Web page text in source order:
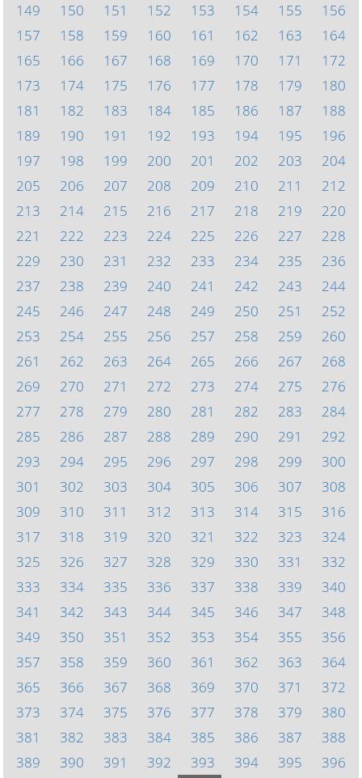
149
150 151 152 153 154 155
156
157
158 159 160 161 162 163
164
165
166 167 168 169 170 171
172
173
174 175 176 177 178 179
180
181
182 183 184 185 186 187
188
189
190 191 192 193 194 195
196
197
198 199 200 201 202 203
204
205
206 207 208 209 210 211
212
213
214 215 216 217 218 219
220
221
222 223 224 225 226 227
228
229
230 231 232 233 234 235
236
237
238 239 240 241 242 243
244
245
246 247 248 249 250 251
252
253
254 255 256 257 258 259
260
261
262 263 264 265 266 267
268
269
270 271 272 273 274 275
276
277
278 279 280 281 282 283
284
285
286 287 288 289 290 291
292
293
294 295 296 297 298 299
300
301
302 303 304 305 306 307
308
309
310 311 312 313 314 315
316
317
318 319 320 321 322 323
324
325
326 327 328 329 330 331
332
333
334 335 336 337 338 339
340
341
342 343 344 345 346 347
348
349
350 351 352 353 354 355
356
357
358 359 360 361 362 363
364
365
366 367 368 369 370 371
372
373
374 375 376 377 378 379
380
381
382 383 384 385 386 387
388
389
390 391 392 393 394 395 396